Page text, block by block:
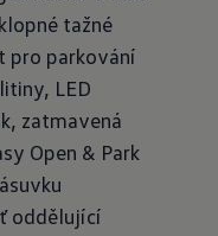
tažné
pro parkování
LED
zatmavená
Open & Park
oddělující